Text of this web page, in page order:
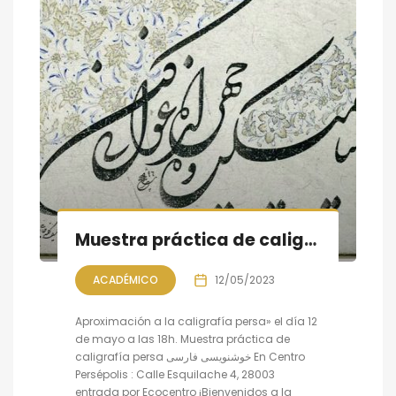
Muestra práctica de caligrafía persa, sesión IV
ACADÉMICO 12/05/2023
Aproximación a la caligrafía persa» el día 12
de mayo a las 18h. Muestra práctica de
caligrafía persa خوشنویسی فارسی En Centro
Persépolis : Calle Esquilache 4, 28003
entrada por Ecocentro ¡Bienvenidos a la